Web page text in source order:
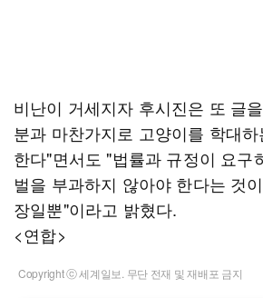
비난이 거세지자 후시진은 또 글
분과 마찬가지로 고양이를 학대
한다"면서도 "법률과 규정이 요구
벌을 부과하지 않아야 한다는 것
장일뿐"이라고 밝혔다.
<연합>
Copyright ⓒ 세계일보. 무단 전재 및 재배포 금지